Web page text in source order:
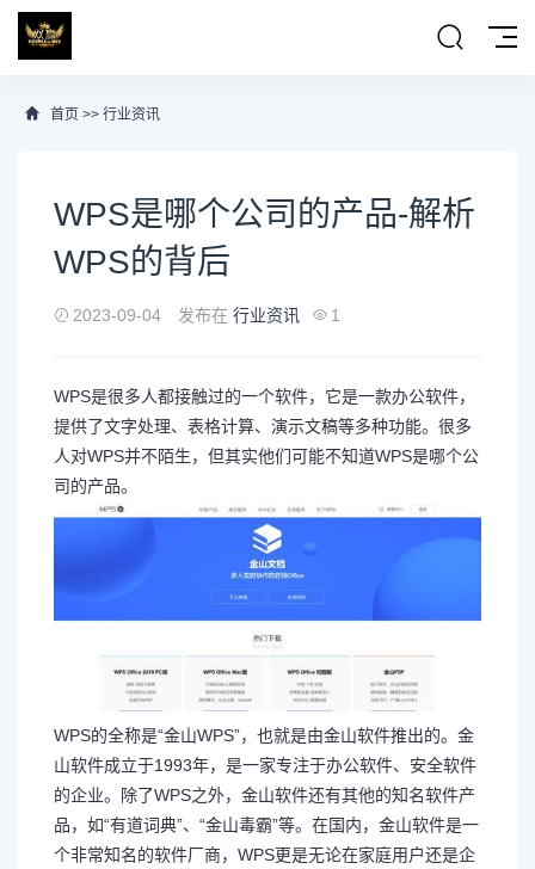
首页 >> 行业资讯
WPS是哪个公司的产品-解析
WPS的背后
2023-09-04 发布在 行业资讯 1
WPS是很多人都接触过的一个软件，它是一款办公软件，
提供了文字处理、表格计算、演示文稿等多种功能。很多
人对WPS并不陌生，但其实他们可能不知道WPS是哪个公
司的产品。
WPS的全称是“金山WPS”，也就是由金山软件推出的。金
山软件成立于1993年，是一家专注于办公软件、安全软件
的企业。除了WPS之外，金山软件还有其他的知名软件产
品，如“有道词典”、“金山毒霸”等。在国内，金山软件是一
个非常知名的软件厂商，WPS更是无论在家庭用户还是企